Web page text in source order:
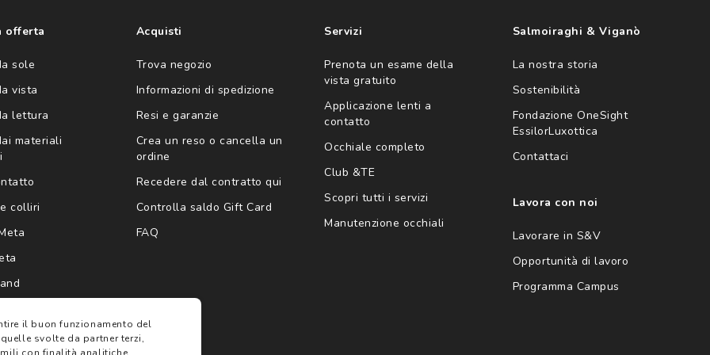
(consultare
offerta
sole
vista
lettura
materiali
colliri
Acquisti
Trova negozio
Informazioni di spedizione
Resi e garanzie
Crea un reso o cancella un
ordine
Recedere dal contratto qui
Controlla saldo Gift Card
FAQ
Servizi
Prenota un esame della
vista gratuito
Applicazione lenti a
contatto
Occhiale completo
Club &TE
Scopri tutti i servizi
Manutenzione occhiali
Salmoiraghi & Viganò
La nostra storia
Sostenibilità
Fondazione OneSight
EssilorLuxottica
Contattaci
Lavora con noi
Lavorare in S&V
Opportunità di lavoro
Programma Campus
il buon funzionamento del
svolte da partner terzi,